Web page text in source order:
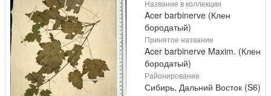
Название в коллекции
Acer barbinerve (Клен
бородатый)
Принятое название
Acer barbinerve Maxim. (Клен
бородатый)
Районирование
Сибирь, Дальний Восток (S6)